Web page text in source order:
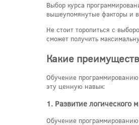
Выбор курса
вышеупомянутые факторы и
Не стоит торопиться с
сможет получить
Какие
Обучение
эту ценную навык:
1. Развитие логического
Обучение программированию